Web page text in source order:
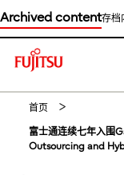
Archived content存档
This is a skip
首页
富士通连续七年入围
Outsourcing and